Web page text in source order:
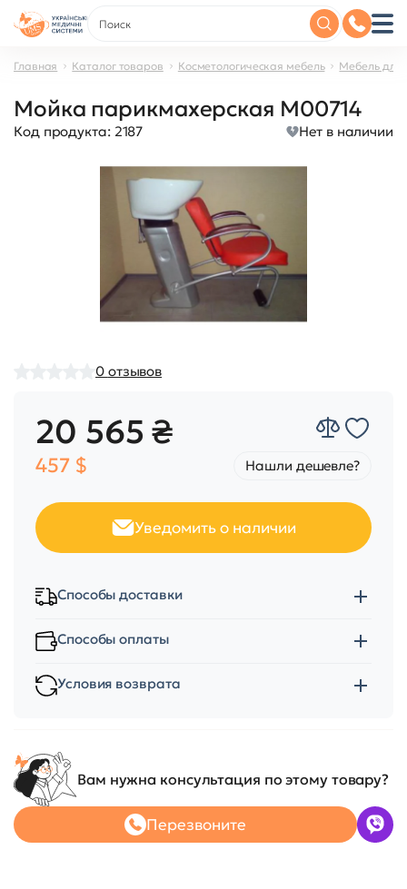
Главная Каталог товаров Косметологическая мебель Мебель для
Мойка парикмахерская М00714
Код продукта: 2187 Нет в наличии
0 отзывов
20 565 ₴
457 $ Нашли дешевле?
Уведомить о наличии
Способы доставки
Способы оплаты
Условия возврата
Вам нужна консультация по этому товару?
Перезвоните